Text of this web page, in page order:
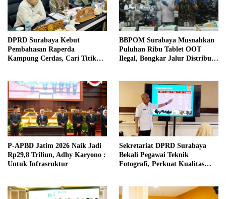
DPRD Surabaya Kebut
Pembahasan Raperda
Kampung Cerdas, Cari Titik
BBPOM Surabaya Musnahkan
Puluhan Ribu Tablet OOT
Ilegal, Bongkar Jalur Distribusi
P-APBD Jatim 2026 Naik Jadi
Rp29,8 Triliun, Adhy Karyono :
Untuk Infrasruktur
Sekretariat DPRD Surabaya
Bekali Pegawai Teknik
Fotografi, Perkuat Kualitas